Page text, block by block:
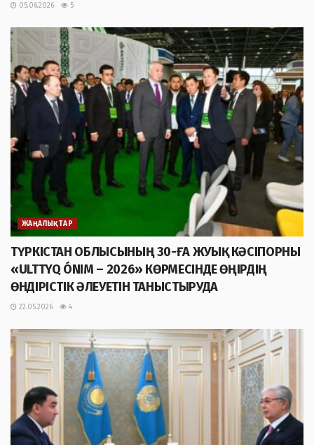
05.06.2026 5
ЖАҢАЛЫҚТАР
ТҮРКІСТАН ОБЛЫСЫНЫҢ 30-ҒА ЖУЫҚ КӘСІПОРНЫ
«ULTTYQ ÓNIM – 2026» КӨРМЕСІНДЕ ӨҢІРДІҢ
ӨНДІРІСТІК ӘЛЕУЕТІН ТАНЫСТЫРУДА
22.05.2026 4